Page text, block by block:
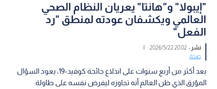
"إيبولا" و"هانتا" يعريان النظام الصحي
العالمي ويكشفان عودته لمنطق "رد
الفعل"
نشر :20:02 2026/5/22
|
صحة
بعد أكثر من أربع سنوات على اندلاع جائحة كوفيد-19، يعود السؤال
المؤرق الذي ظن العالم أنه تجاوزه ليفرض نفسه على طاولة